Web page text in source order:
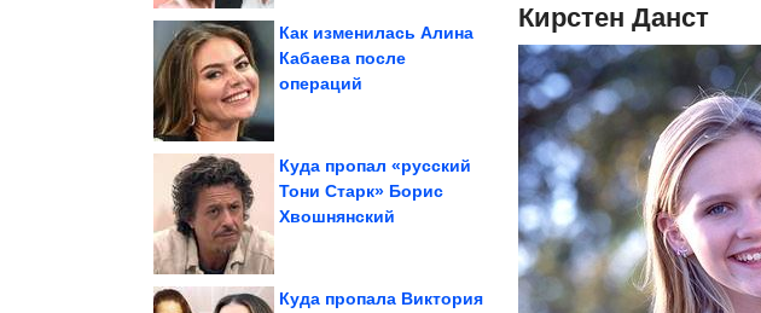
Как изменилась Алина
Кабаева после
операций
Куда пропал «русский
Тони Старк» Борис
Хвошнянский
Куда пропала Виктория
Кирстен Данст